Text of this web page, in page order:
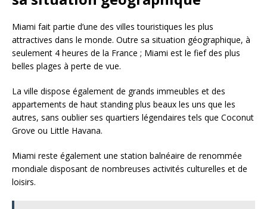
Miami fait partie d’une des villes touristiques les plus
attractives dans le monde. Outre sa situation géographique, à
seulement 4 heures de la France ; Miami est le fief des plus
belles plages à perte de vue.
La ville dispose également de grands immeubles et des
appartements de haut standing plus beaux les uns que les
autres, sans oublier ses quartiers légendaires tels que Coconut
Grove ou Little Havana.
Miami reste également une station balnéaire de renommée
mondiale disposant de nombreuses activités culturelles et de
loisirs.